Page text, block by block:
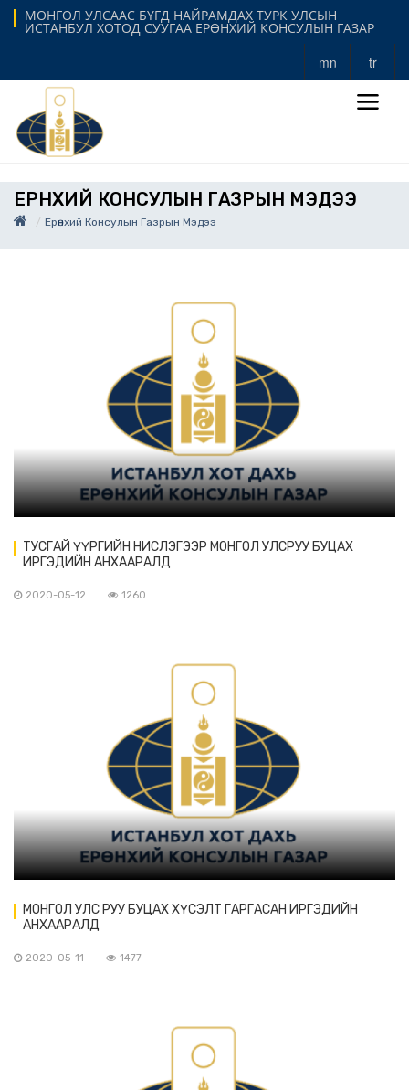
МОНГОЛ УЛСААС БҮГД НАЙРАМДАХ ТУРК УЛСЫН
ИСТАНБУЛ ХОТОД СУУГАА ЕРӨНХИЙ КОНСУЛЫН ГАЗАР
mn tr
ЕРӨНХИЙ КОНСУЛЫН ГАЗРЫН МЭДЭЭ
Ерөнхий Консулын Газрын Мэдээ
ТУСГАЙ ҮҮРГИЙН НИСЛЭГЭЭР МОНГОЛ УЛСРУУ БУЦАХ
ИРГЭДИЙН АНХААРАЛД
2020-05-12 1260
МОНГОЛ УЛС РУУ БУЦАХ ХҮСЭЛТ ГАРГАСАН ИРГЭДИЙН
АНХААРАЛД
2020-05-11 1477